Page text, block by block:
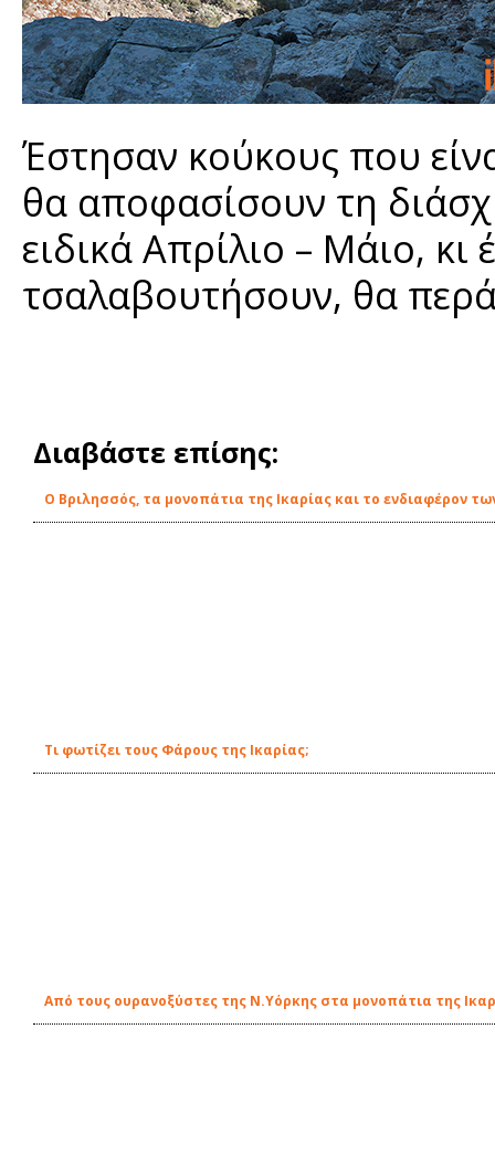
Έστησαν κούκους που
θα αποφασίσουν τη
ειδικά Απρίλιο – Μάιο,
τσαλαβουτήσουν, θα
Διαβάστε επίσης:
Ο Βριλησσός, τα μονοπάτια της Ικαρίας και το ενδιαφέρον
Tι φωτίζει τους Φάρους της Ικαρίας;
Από τους ουρανοξύστες της Ν.Υόρκης στα μονοπάτια της